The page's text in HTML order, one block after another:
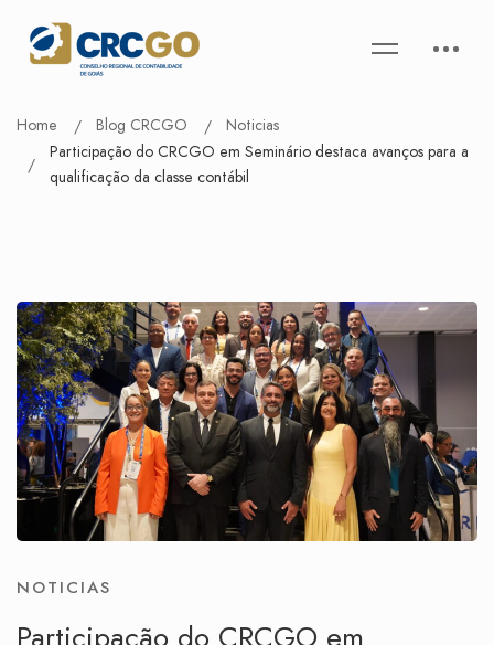
Home Blog CRCGO
Noticias
Participação do CRCGO em Seminário destaca avanços para a
qualificação da classe contábil
NOTICIAS